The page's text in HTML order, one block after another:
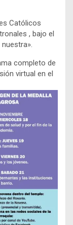
Católicos
, bajo el
completo de
virtual en el